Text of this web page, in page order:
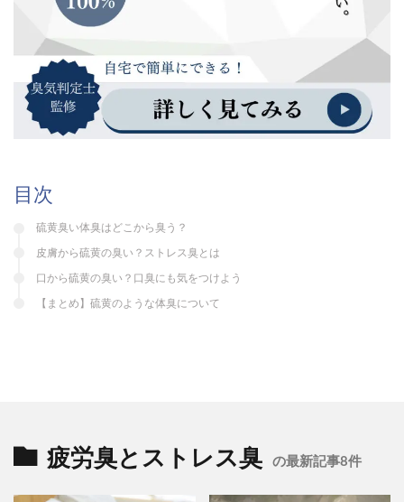
目次
硫黄臭い体臭はどこから臭う？
皮膚から硫黄の臭い？ストレス臭とは
口から硫黄の臭い？口臭にも気をつけよう
【まとめ】硫黄のような体臭について
疲労臭とストレス臭 の最新記事8件